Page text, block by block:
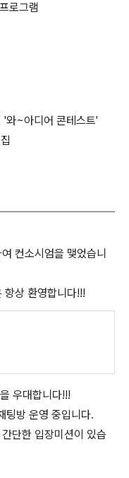
로그램
'와~아디어 콘테스트'
컨소시엄을 맺었습니
항상 환영합니다!!!
우대합니다!!!
팅방 운영 중입니다.
단한 입장미션이 있습